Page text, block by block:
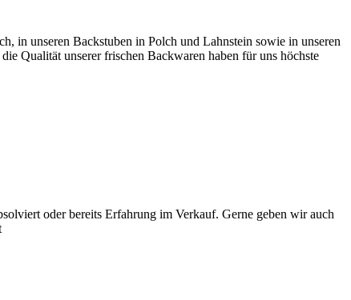
in unseren Backstuben in Polch und Lahnstein sowie in unseren
Qualität unserer frischen Backwaren haben für uns höchste
oder bereits Erfahrung im Verkauf. Gerne geben wir auch